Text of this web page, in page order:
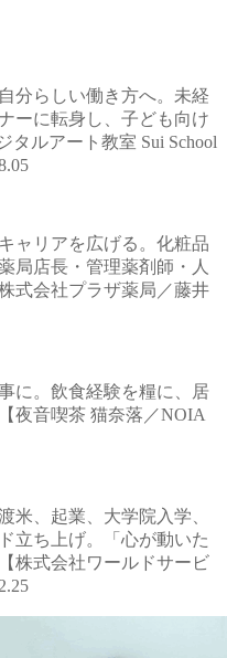
分らしい働き方へ。未経
ーに転身し、子ども向け
タルアート教室 Sui School
ャリアを広げる。化粧品
局店長・管理薬剤師・人
式会社プラザ薬局／藤井
に。飲食経験を糧に、居
夜音喫茶 猫奈落／NOIA
米、起業、大学院入学、
立ち上げ。「心が動いた
株式会社ワールドサービ